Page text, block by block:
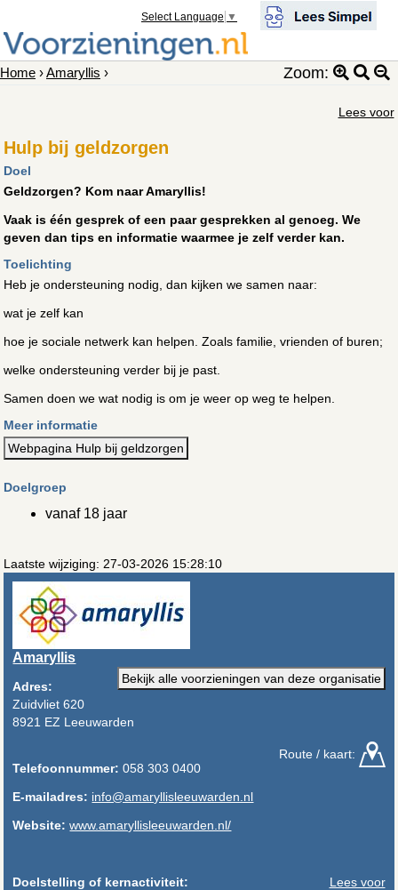
Select Language ▼
Home ›Amaryllis › Zoom:
Lees voor
Hulp bij geldzorgen
Doel
Geldzorgen? Kom naar Amaryllis!
Vaak is één gesprek of een paar gesprekken al genoeg. We
geven dan tips en informatie waarmee je zelf verder kan.
Toelichting
Heb je ondersteuning nodig, dan kijken we samen naar:
wat je zelf kan
hoe je sociale netwerk kan helpen. Zoals familie, vrienden of buren;
welke ondersteuning verder bij je past.
Samen doen we wat nodig is om je weer op weg te helpen.
Meer informatie
Webpagina Hulp bij geldzorgen
Doelgroep
vanaf 18 jaar
Laatste wijziging: 27-03-2026 15:28:10
Amaryllis
Bekijk alle voorzieningen van deze organisatie
Adres:
Zuidvliet 620
8921 EZ Leeuwarden
Route / kaart:
Telefoonnummer: 058 303 0400
E-mailadres: info@amaryllisleeuwarden.nl
Website: www.amaryllisleeuwarden.nl/
Lees voor
Doelstelling of kernactiviteit: